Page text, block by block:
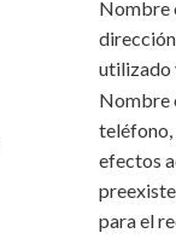
Nombre
utilizado
Nombre
efectos
para el